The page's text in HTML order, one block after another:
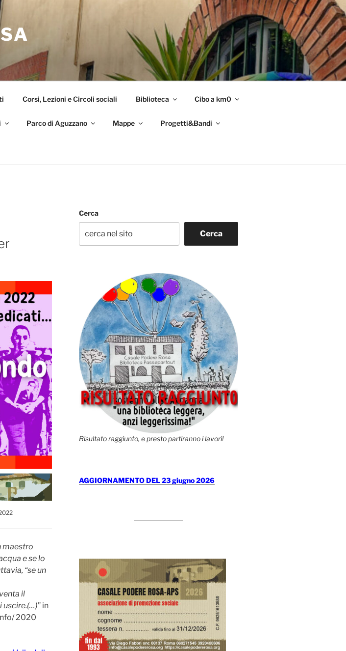
Corsi, Lezioni e Circoli sociali Biblioteca Cibo a km0
Parco di Aguzzano Mappe Progetti&Bandi
maestro
e se lo
“se un
il
uscire.(…)” in
2020
Cerca
Cerca
Risultato raggiunto, e presto partiranno i lavori!
AGGIORNAMENTO DEL 23 giugno 2026